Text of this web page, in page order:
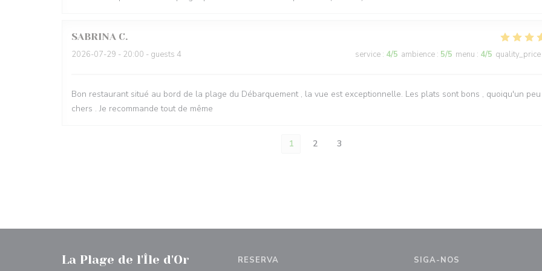
SABRINA C
2026-07-29 - 20:00 - guests 4 service : 4/5 ambience : 5/5 menu : 4/5 quality_price
Bon restaurant situé au bord de la plage du Débarquement , la vue est exceptionnelle. Les plats sont bons , quoiqu'un peu
chers . Je recommande tout de même
1 2 3
La Plage de l'Île d'Or RESERVA SIGA-NOS